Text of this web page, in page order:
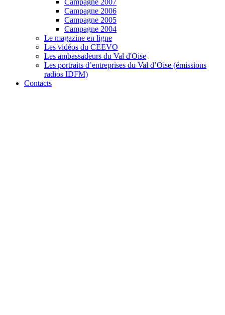
Campagne 2006
Campagne 2005
Campagne 2004
Le magazine en ligne
Les vidéos du CEEVO
Les ambassadeurs du Val d'Oise
Les portraits d’entreprises du Val d’Oise (émissions
radios IDFM)
Contacts